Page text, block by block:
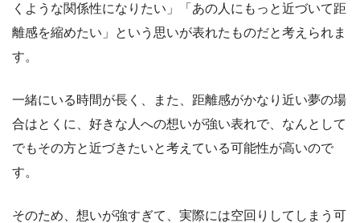
くような関係性になりたい」「あの人にもっと近づいて距
離感を縮めたい」という思いが表れたものだと考えられま
す。
一緒にいる時間が長く、また、距離感がかなり近い夢の場
合はとくに、好きな人への想いが強い表れで、なんとして
でもその方と近づきたいと考えている可能性が高いので
す。
そのため、想いが強すぎて、実際には空回りしてしまう可